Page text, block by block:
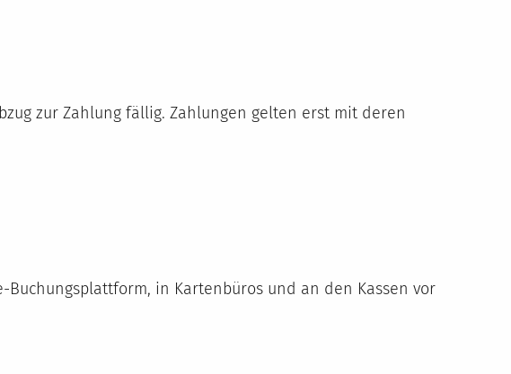
zur Zahlung fällig. Zahlungen gelten erst mit deren
in Kartenbüros und an den Kassen vor